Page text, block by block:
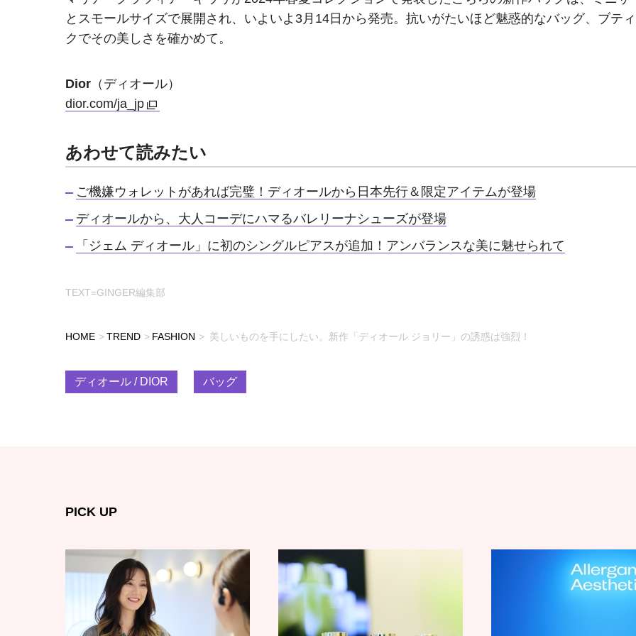
とスモールサイズで展開され、いよいよ3月14日から発売。抗いがたいほど魅惑的なバッグ、ブテ
クでその美しさを確かめて。
Dior （ディオール）
dior.com/ja_jp
あわせて読みたい
ご機嫌ウォレットがあれば完璧！ディオールから日本先行＆限定アイテムが登場
ディオールから、大人コーデにハマるバレリーナシューズが登場
「ジェム ディオール」に初のシングルピアスが追加！アンバランスな美に魅せられて
TEXT=GINGER編集部
HOME TREND FASHION 美しいものを手にしたい。新作「ディオール ジョリー」の誘惑は強烈！
ディオール / DIOR バッグ
PICK UP